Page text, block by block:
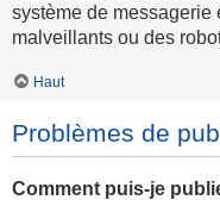
système de
malveillants ou des
Haut
Problèmes de
Comment puis-je